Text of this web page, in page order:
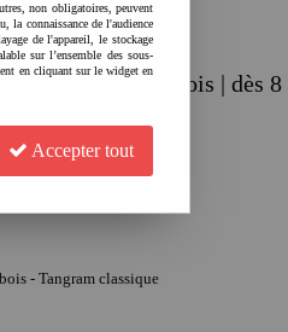
en bois | bois | dès
votre avis !
- Tangram classique
non obligatoires, peuvent
la connaissance de l'audience
de l'appareil, le stockage
sur l’ensemble des sous-
en cliquant sur le widget en
Accepter tout